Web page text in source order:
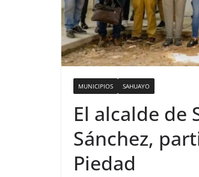
MUNICIPIOS SAHUAYO
El alcalde de
Sánchez,
Piedad